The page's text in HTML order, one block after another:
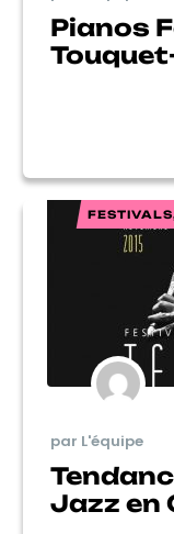
Pianos
par L'équipe
Jazz en